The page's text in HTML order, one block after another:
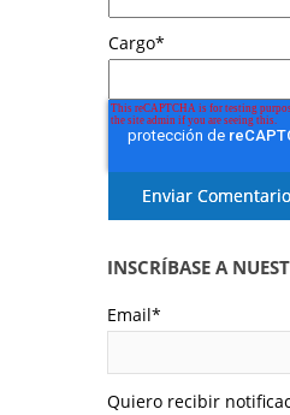
Cargo*
INSCRÍBASE A
Email*
Quiero recibir